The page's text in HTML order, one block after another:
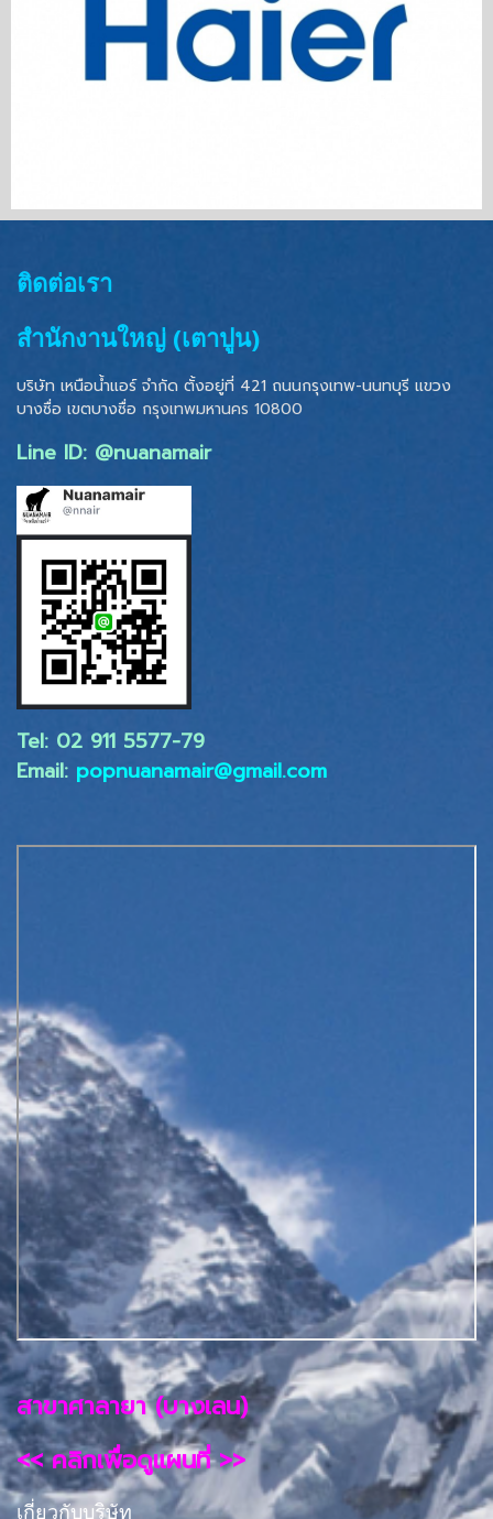
ติดต่อเรา
สำนักงานใหญ่ (เตาปูน)
บริษัท เหนือน้ำแอร์ จำกัด ตั้งอยู่ที่ 421 ถนนกรุงเทพ-นนทบุรี แขวง
บางซื่อ เขตบางซื่อ กรุงเทพมหานคร 10800
Line ID: @nuanamair
Tel: 02 ​911 5577-79
Email: popnuanamair@gmail.com
สาขาศาลายา (บางเลน)
<< คลิกเพื่อดูแผนที่ >>
เกี่ยวกับบริษัท